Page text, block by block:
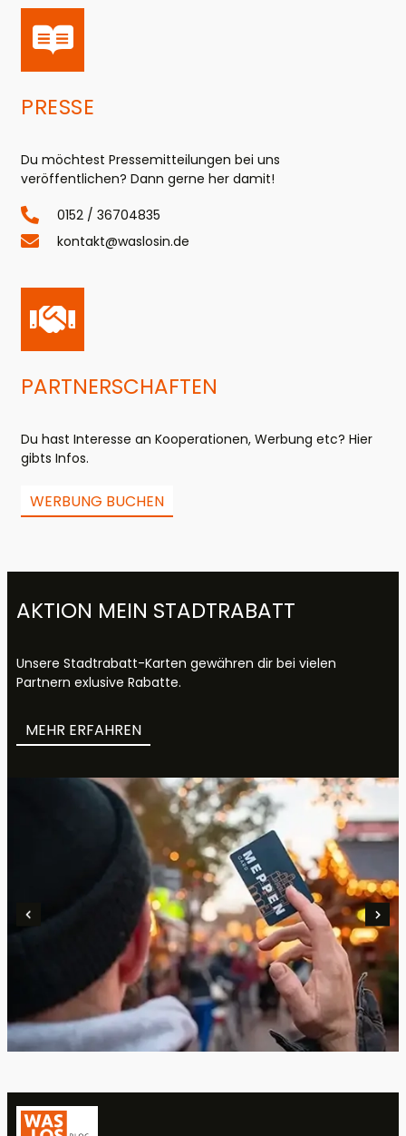
PRESSE
Du möchtest Pressemitteilungen bei uns
veröffentlichen? Dann gerne her damit!
0152 / 36704835
kontakt@waslosin.de
PARTNER­SCHAFTEN
Du hast Interesse an Kooperationen, Werbung etc? Hier
gibts Infos.
WERBUNG BUCHEN
AKTION MEIN STADTRABATT
Unsere Stadtrabatt-Karten gewähren dir bei vielen
Partnern exlusive Rabatte.
MEHR ERFAHREN